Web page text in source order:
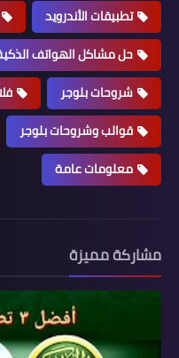
تطبيقات الأندرويد
حل مشاكل الهواتف
شروحات بلوجر
قوالب وشروحات بلوجر
معلومات عامة
مشاركة مميزة